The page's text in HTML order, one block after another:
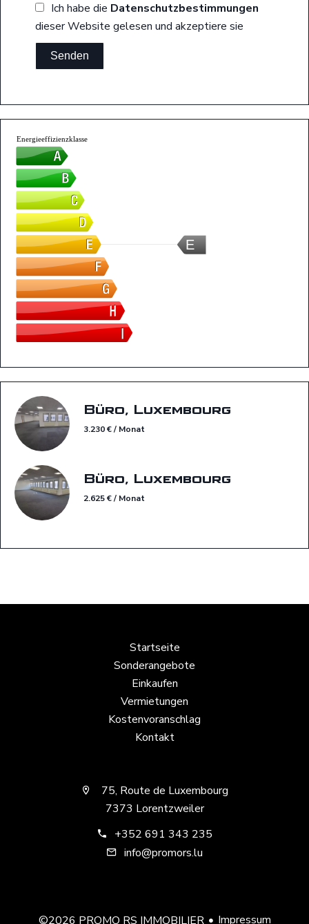
Ich habe die Datenschutzbestimmungen
dieser Website gelesen und akzeptiere sie
Senden
E
Energieeffizienzklasse
Büro, Luxembourg
3.230 € / Monat
Büro, Luxembourg
2.625 € / Monat
Startseite
Sonderangebote
Einkaufen
Vermietungen
Kostenvoranschlag
Kontakt
75, Route de Luxembourg
7373 Lorentzweiler
+352 691 343 235
info@promors.lu
©2026 PROMO RS IMMOBILIER Impressum